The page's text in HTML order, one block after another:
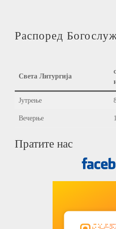
Распоред
Света Литургија
Јутрење
Вечерње
Пратите нас